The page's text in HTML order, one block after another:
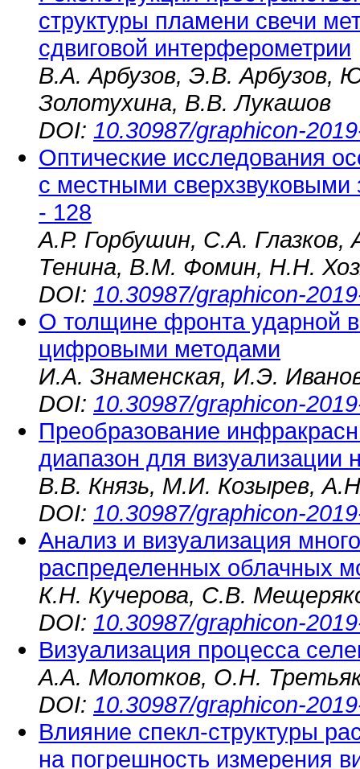
структуры пламени свечи
сдвиговой интерферометрии
В.А. Арбузов, Э.В.
Золотухина, В.В. Лукашов
DOI: 10.30987/graphicon-
Оптические исследования
с местными
- 128
А.Р. Горбушин, С.А.
Тенина, В.М. Фомин, Н.Н.
DOI: 10.30987/graphicon-
О толщине фронта ударной
цифровыми методами
И.А. Знаменская, И.Э.
DOI: 10.30987/graphicon-
Преобразование
диапазон для визуализации
В.В. Князь, М.И. Козырев,
DOI: 10.30987/graphicon-
Анализ и визуализация
распределенных облачных
К.Н. Кучерова, С.В.
DOI: 10.30987/graphicon-
Визуализация процесса
А.А. Молотков, О.Н.
DOI: 10.30987/graphicon-
Влияние спекл-структуры
на погрешность измерения